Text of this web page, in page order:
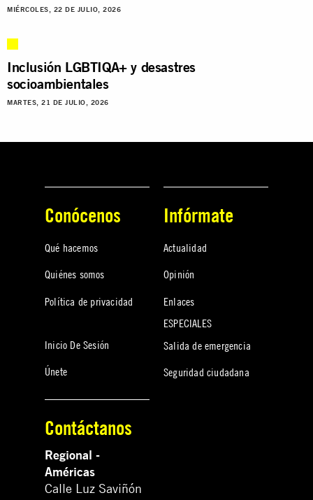
MIÉRCOLES, 22 DE JULIO, 2026
Inclusión LGBTIQA+ y desastres
socioambientales
MARTES, 21 DE JULIO, 2026
Conócenos
Qué hacemos
Quiénes somos
Política de privacidad
Inicio De Sesión
Únete
Infórmate
Actualidad
Opinión
Enlaces
ESPECIALES
Salida de emergencia
Seguridad ciudadana
Contáctanos
Regional -
Américas
Calle Luz Saviñón